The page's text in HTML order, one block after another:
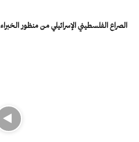
الصراع الفلسطيني الإسرائيلي من منظور الخبراء